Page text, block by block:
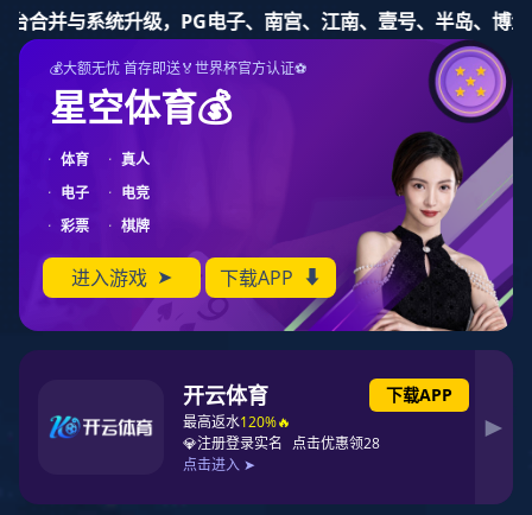
东升国际 86-755-83843268
行业动态 企业动态 电子杂志 视频中心
01 .
19 .
24